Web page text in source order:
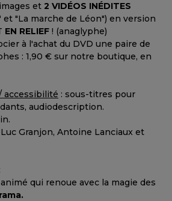
et 2 VIDÉOS INÉDITES
"La marche de Léon") en version
EN RELIEF ! (anaglyphe)
à l'achat du DVD une paire de
: 1,90 € sur notre boutique, en
accessibilité : sous-titres pour
audiodescription.
Granjon, Antoine Lanciaux et
qui renoue avec la magie des